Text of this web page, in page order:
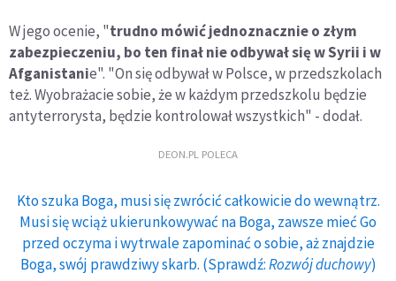
W jego ocenie, "trudno mówić jednoznacznie o złym
zabezpieczeniu, bo ten finał nie odbywał się w Syrii i w
Afganistanie". "On się odbywał w Polsce, w przedszkolach
też. Wyobrażacie sobie, że w każdym przedszkolu będzie
antyterrorysta, będzie kontrolował wszystkich" - dodał.
DEON.PL POLECA
Kto szuka Boga, musi się zwrócić całkowicie do wewnątrz.
Musi się wciąż ukierunkowywać na Boga, zawsze mieć Go
przed oczyma i wytrwale zapominać o sobie, aż znajdzie
Boga, swój prawdziwy skarb. (Sprawdź:Rozwój duchowy)